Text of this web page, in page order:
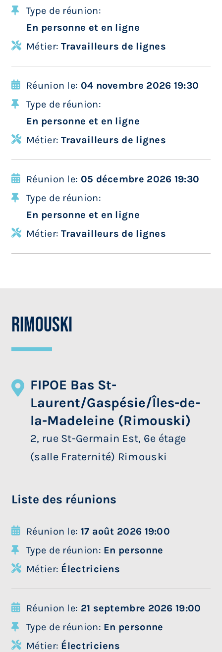
Type de réunion:
En personne et en ligne
Métier:Travailleurs de lignes
Réunion le: 04 novembre 2026 19:30
Type de réunion:
En personne et en ligne
Métier:Travailleurs de lignes
Réunion le: 05 décembre 2026 19:30
Type de réunion:
En personne et en ligne
Métier:Travailleurs de lignes
Rimouski
FIPOE Bas St-
Laurent/Gaspésie/Îles-de-
la-Madeleine (Rimouski)
2, rue St-Germain Est, 6e étage
(salle Fraternité) Rimouski
Liste des réunions
Réunion le: 17 août 2026 19:00
Type de réunion: En personne
Métier: Électriciens
Réunion le: 21 septembre 2026 19:00
Type de réunion: En personne
Métier: Électriciens